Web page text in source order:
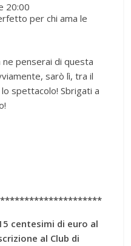
20:00
per chi ama le
ne penserai di questa
sarò lì, tra il
spettacolo! Sbrigati a
centesimi di euro al
ne al Club di